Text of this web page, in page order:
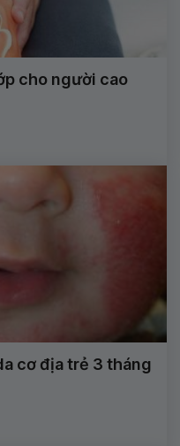
cho người cao
cơ địa trẻ 3 tháng